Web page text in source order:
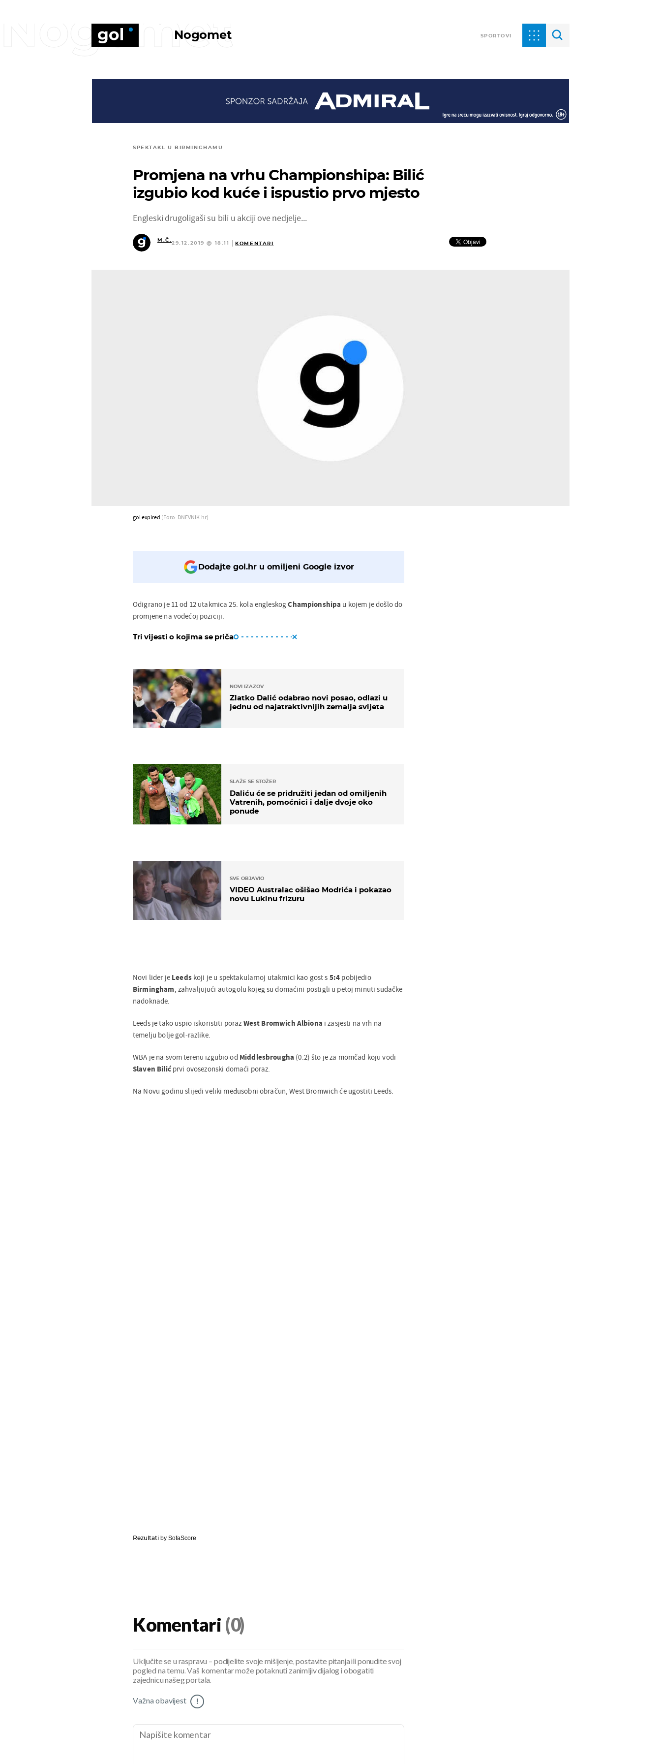
Nogomet SPORTOVI
Nogomet
SPEKTAKL U BIRMINGHAMU
Promjena na vrhu Championshipa: Bilić
izgubio kod kuće i ispustio prvo mjesto
Engleski drugoligaši su bili u akciji ove nedjelje...
M.Č.
29.12.2019 @ 18:11 KOMENTARI
gol expired (Foto: DNEVNIK.hr)
Dodajte gol.hr u omiljeni Google izvor
Odigrano je 11 od 12 utakmica 25. kola engleskogChampionshipa u kojem je došlo do
promjene na vodećoj poziciji.
Tri vijesti o kojima se priča
NOVI IZAZOV
Zlatko Dalić odabrao novi posao, odlazi u
jednu od najatraktivnijih zemalja svijeta
SLAŽE SE STOŽER
Daliću će se pridružiti jedan od omiljenih
Vatrenih, pomoćnici i dalje dvoje oko
ponude
SVE OBJAVIO
VIDEO Australac ošišao Modrića i pokazao
novu Lukinu frizuru
Novi lider je Leedskoji je u spektakularnoj utakmici kao gost s 5:4 pobijedio
Birmingham, zahvaljujući autogolu kojeg su domaćini postigli u petoj minuti sudačke
nadoknade.
Leeds je tako uspio iskoristiti poraz West Bromwich Albiona i zasjesti na vrh na
temelju bolje gol-razlike.
WBA je na svom terenu izgubio od Middlesbrougha (0:2) što je za momčad koju vodi
Slaven Bilićprvi ovosezonski domaći poraz.
Na Novu godinu slijedi veliki međusobni obračun, West Bromwich će ugostiti Leeds.
Rezultati by SofaScore
Komentari (0)
Uključite se u raspravu – podijelite svoje mišljenje, postavite pitanja ili ponudite svoj
pogled na temu. Vaš komentar može potaknuti zanimljiv dijalog i obogatiti
zajednicu našeg portala.
Važna obavijest !